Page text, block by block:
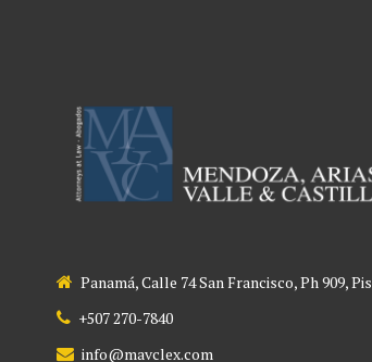
Panamá, Calle 74 San Francisco, Ph 909,
+507 270-7840
info@mavclex.com